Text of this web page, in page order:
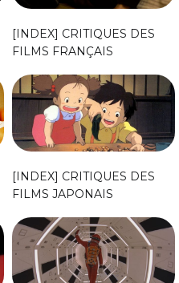
[INDEX] CRITIQUES DES
FILMS FRANÇAIS
[INDEX] CRITIQUES DES
FILMS JAPONAIS